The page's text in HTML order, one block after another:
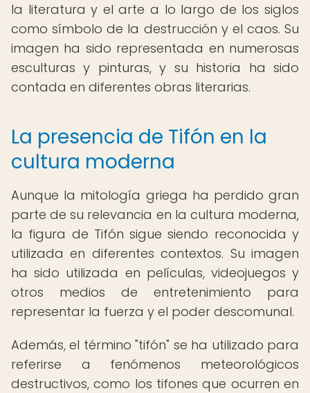
la literatura y el arte a lo largo de los siglos
como símbolo de la destrucción y el caos. Su
imagen ha sido representada en numerosas
esculturas y pinturas, y su historia ha sido
contada en diferentes obras literarias.
La presencia de Tifón en la
cultura moderna
Aunque la mitología griega ha perdido gran
parte de su relevancia en la cultura moderna,
la figura de Tifón sigue siendo reconocida y
utilizada en diferentes contextos. Su imagen
ha sido utilizada en películas, videojuegos y
otros medios de entretenimiento para
representar la fuerza y el poder descomunal.
Además, el término "tifón" se ha utilizado para
referirse a fenómenos meteorológicos
destructivos, como los tifones que ocurren en